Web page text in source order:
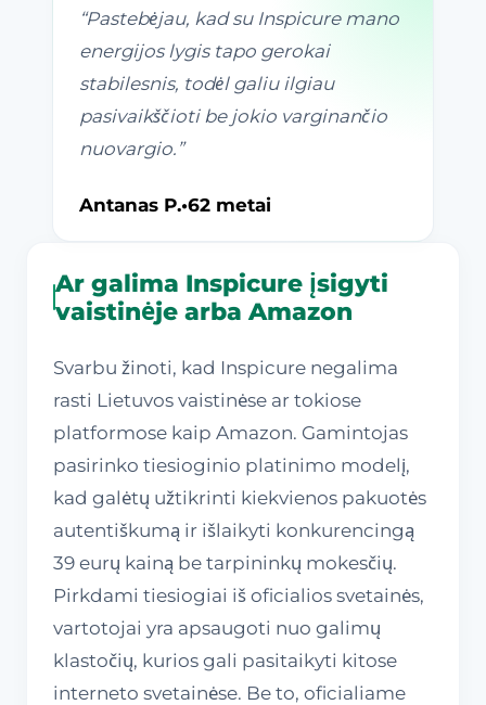
“Pastebėjau, kad su Inspicure mano
energijos lygis tapo gerokai
stabilesnis, todėl galiu ilgiau
pasivaikščioti be jokio varginančio
nuovargio. ”
Antanas P.•62 metai
Ar galima Inspicure įsigyti
vaistinėje arba Amazon
Svarbu žinoti, kad Inspicure negalima
rasti Lietuvos vaistinėse ar tokiose
platformose kaip Amazon. Gamintojas
pasirinko tiesioginio platinimo modelį,
kad galėtų užtikrinti kiekvienos pakuotės
autentiškumą ir išlaikyti konkurencingą
39 eurų kainą be tarpininkų mokesčių.
Pirkdami tiesiogiai iš oficialios svetainės,
vartotojai yra apsaugoti nuo galimų
klastočių, kurios gali pasitaikyti kitose
interneto svetainėse. Be to, oficialiame